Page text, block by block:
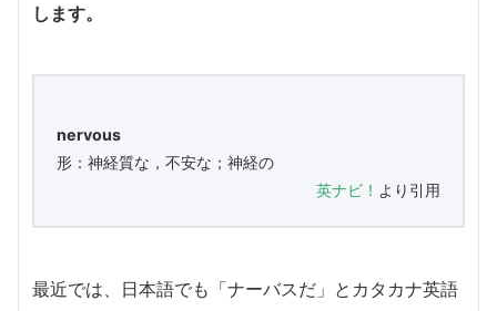
します。
nervous
形：神経質な，不安な；神経の
英ナビ！ より引用
最近では、日本語でも「ナーバスだ」とカタカナ英語